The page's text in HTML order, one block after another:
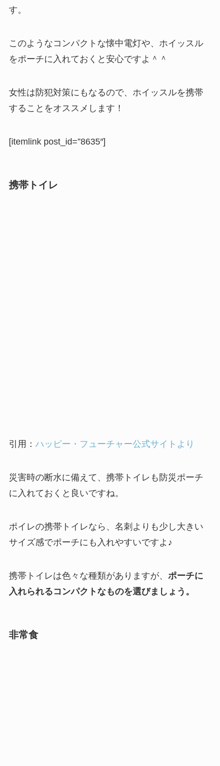
す。
このようなコンパクトな懐中電灯や、ホイッスル
をポーチに入れておくと安心ですよ＾＾
女性は防犯対策にもなるので、ホイッスルを携帯
することをオススメします！
[itemlink post_id=”8635″]
携帯トイレ
引用： ハッピー・フューチャー公式サイトより
災害時の断水に備えて、携帯トイレも防災ポーチ
に入れておくと良いですね。
ポイレの携帯トイレなら、名刺よりも少し大きい
サイズ感でポーチにも入れやすいですよ♪
携帯トイレは色々な種類がありますが、 ポーチに
入れられるコンパクトなものを選びましょう。
非常食